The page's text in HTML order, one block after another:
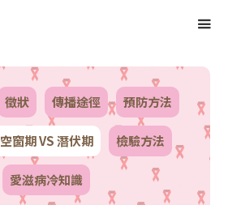
徵狀 傳播途徑 預防方法
空窗期 VS 潛伏期 檢驗方法
愛滋病冷知識